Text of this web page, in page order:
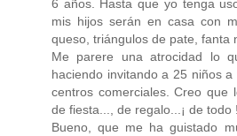
6 años. Hasta que yo tenga
mis hijos serán en casa con
queso, triángulos de pate, fanta
Me parere una atrocidad lo
haciendo invitando a 25 niños
centros comerciales. Creo que
de fiesta..., de regalo...¡ de todo !.
Bueno, que me ha guistado